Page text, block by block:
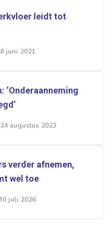
leidt tot
juni 2021
‘Onderaanneming
augustus 2023
verder afnemen,
wel toe
juli 2026